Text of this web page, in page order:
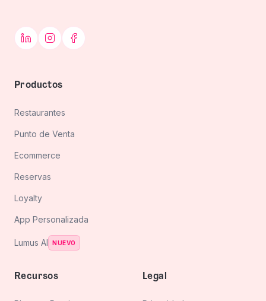
Productos
Restaurantes
Punto de Venta
Punto de
Ecommerce
Reservas
Loyalty
App Personalizada
App
Lumus AI
AI
NUEVO
Recursos Legal